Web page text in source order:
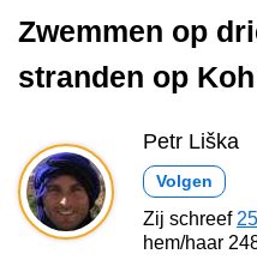
Zwemmen op
stranden op
Petr Liška
Volgen
Zij schreef
hem/haar